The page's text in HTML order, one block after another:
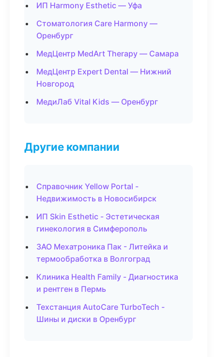
ИП Harmony Esthetic — Уфа
Стоматология Care Harmony —
Оренбург
МедЦентр MedArt Therapy — Самара
МедЦентр Expert Dental — Нижний
Новгород
МедиЛаб Vital Kids — Оренбург
Другие компании
Справочник Yellow Portal -
Недвижимость в Новосибирск
ИП Skin Esthetic - Эстетическая
гинекология в Симферополь
ЗАО Мехатроника Пак - Литейка и
термообработка в Волгоград
Клиника Health Family - Диагностика
и рентген в Пермь
Техстанция AutoCare TurboTech -
Шины и диски в Оренбург